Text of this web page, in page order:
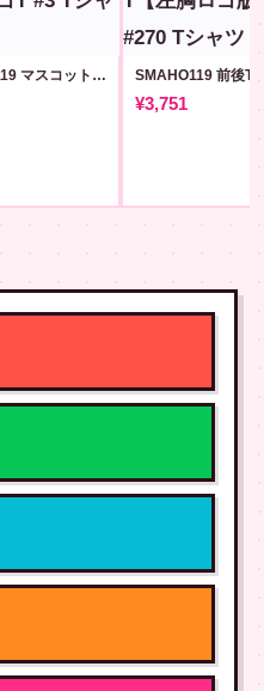
SUMAI119 マスコットロゴT #3
¥3,751